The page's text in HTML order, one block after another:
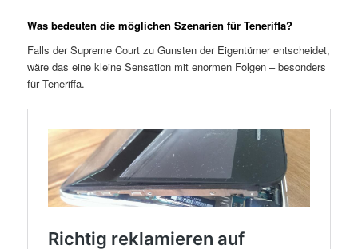
Was bedeuten die möglichen Szenarien für Teneriffa?
Falls der Supreme Court zu Gunsten der Eigentümer entscheidet,
wäre das eine kleine Sensation mit enormen Folgen – besonders
für Teneriffa.